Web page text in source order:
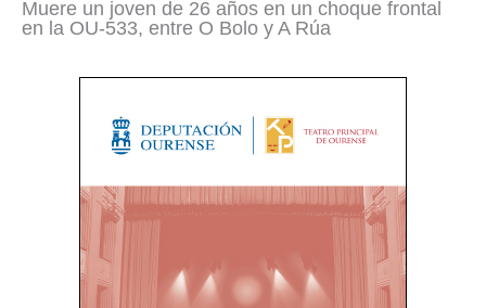
Muere un joven de 26 años en un choque frontal
en la OU-533, entre O Bolo y A Rúa